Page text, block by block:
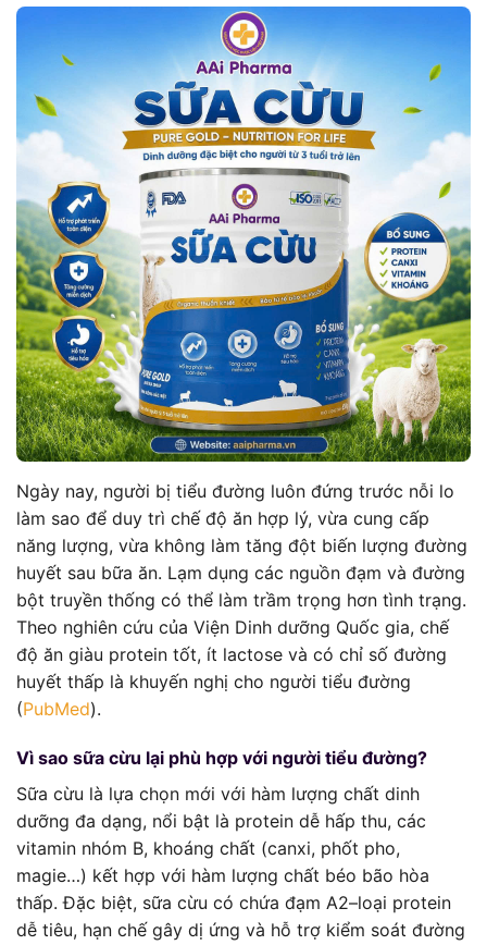
Ngày nay, người bị tiểu đường luôn đứng trước nỗi lo
làm sao để duy trì chế độ ăn hợp lý, vừa cung cấp
năng lượng, vừa không làm tăng đột biến lượng đường
huyết sau bữa ăn. Lạm dụng các nguồn đạm và đường
bột truyền thống có thể làm trầm trọng hơn tình trạng.
Theo nghiên cứu của Viện Dinh dưỡng Quốc gia, chế
độ ăn giàu protein tốt, ít lactose và có chỉ số đường
huyết thấp là khuyến nghị cho người tiểu đường
(PubMed).
Vì sao sữa cừu lại phù hợp với người tiểu đường?
Sữa cừu là lựa chọn mới với hàm lượng chất dinh
dưỡng đa dạng, nổi bật là protein dễ hấp thu, các
vitamin nhóm B, khoáng chất (canxi, phốt pho,
magie…) kết hợp với hàm lượng chất béo bão hòa
thấp. Đặc biệt, sữa cừu có chứa đạm A2–loại protein
dễ tiêu, hạn chế gây dị ứng và hỗ trợ kiểm soát đường